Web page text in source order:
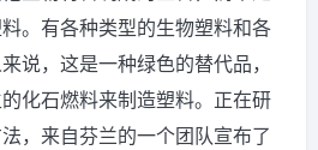
。有各种类型的生物塑料和各
说，这是一种绿色的替代品，
化石燃料来制造塑料。正在研
，来自芬兰的一个团队宣布了